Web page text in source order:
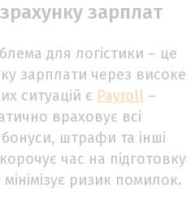
зарплат
для логістики – це
зарплати через високе
ситуацій є Payroll –
враховує всі
штрафи та інші
час на підготовку
ризик помилок.